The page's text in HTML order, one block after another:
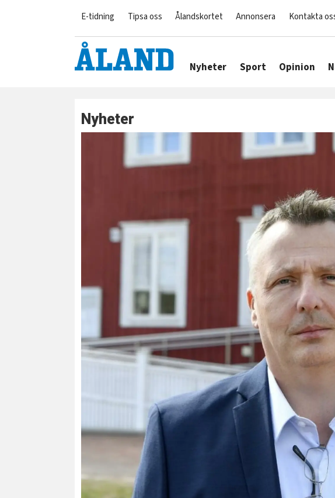
E-tidning Tipsa oss Ålandskortet Annonsera Kontakta
Nyheter Sport Opinion
Nyheter